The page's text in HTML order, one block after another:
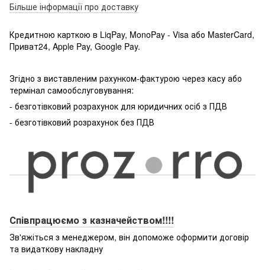
Більше інформації про доставку
Кредитною карткою в LiqPay, MonoPay - Visa або MasterCard,
Приват24, Apple Pay, Google Pay.
Згідно з виставленим рахунком-фактурою через касу або
термінал самообслуговування:
- безготівковий розрахунок для юридичних осіб з ПДВ
- безготівковий розрахунок без ПДВ
Співпрацюємо з казначейством!!!!
Зв'яжіться з менеджером, він допоможе оформити договір
та видаткову накладну